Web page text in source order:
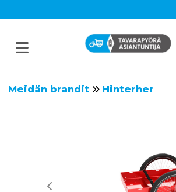
Meidän brandit Hinterher